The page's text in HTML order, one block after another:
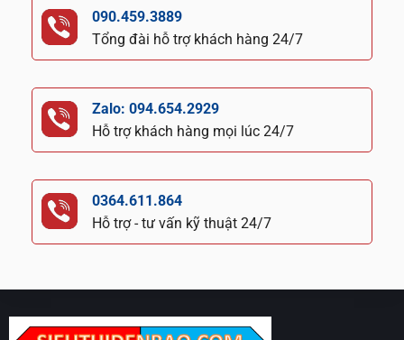
090.459.3889
Tổng đài hỗ trợ khách hàng 24/7
Zalo: 094.654.2929
Hỗ trợ khách hàng mọi lúc 24/7
0364.611.864
Hỗ trợ - tư vấn kỹ thuật 24/7